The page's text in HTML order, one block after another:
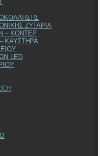
ΖΥΓΑΡΙΑ
– ΚΟΝΤΕΡ
ΚΑΥΣΤΗΡΑ
LED